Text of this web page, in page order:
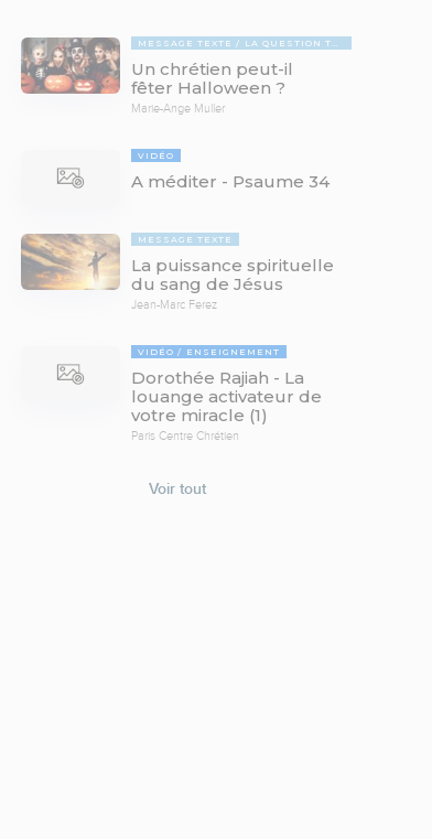
MESSAGE TEXTE LA QUESTION TABOUE
Un chrétien peut-il
fêter Halloween ?
Marie-Ange Muller
VIDÉO
A méditer - Psaume 34
MESSAGE TEXTE
La puissance spirituelle
du sang de Jésus
Jean-Marc Ferez
VIDÉO ENSEIGNEMENT
Dorothée Rajiah - La
louange activateur de
votre miracle (1)
Paris Centre Chrétien
Voir tout